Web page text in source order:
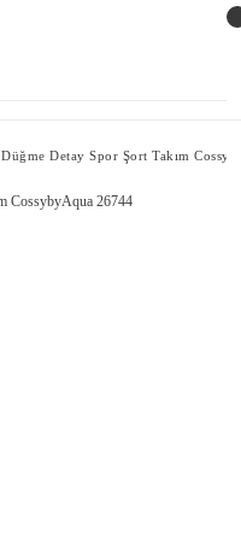
Düğme Detay Spor Şort Takım